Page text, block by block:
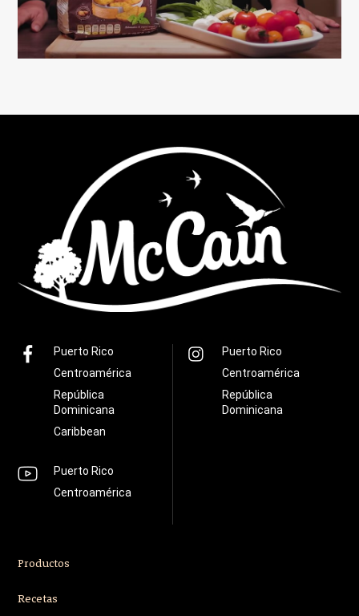
Puerto Rico
Centroamérica
República
Dominicana
Caribbean
Puerto Rico
Centroamérica
República
Dominicana
Puerto Rico
Centroamérica
Productos
Recetas